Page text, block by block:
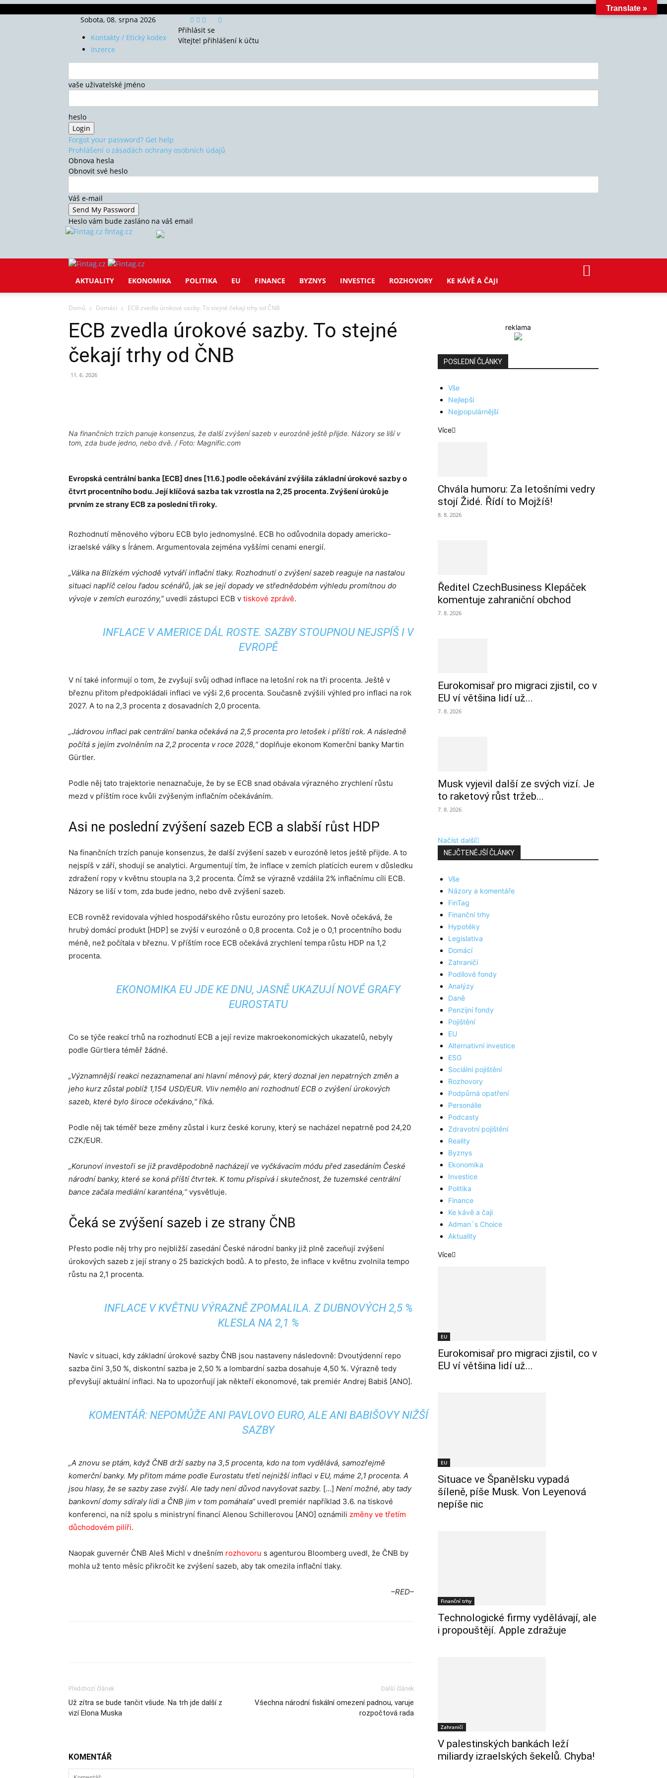
Sobota, 08. srpna 2026
Kontakty / Etický kodex
Inzerce
Přihlásit se
Vítejte! přihlášení k účtu
vaše uživatelské jméno
heslo
Forgot your password? Get help
Prohlášení o zásadách ochrany osobních údajů
Obnova hesla
Obnovit své heslo
Váš e-mail
Heslo vám bude zasláno na váš email
fintag.cz
AKTUALITY EKONOMIKA POLITIKA EU FINANCE BYZNYS INVESTICE ROZHOVORY KE KÁVĚ A ČAJI
Domů Domácí ECB zvedla úrokové sazby. To stejné čekají trhy od ČNB
ECB zvedla úrokové sazby. To stejné
čekají trhy od ČNB
11. 6. 2026
Na finančních trzích panuje konsenzus, že další zvýšení sazeb v eurozóně ještě přijde. Názory se liší v
tom, zda bude jedno, nebo dvě. / Foto: Magnific.com
Evropská centrální banka [ECB] dnes [11.6.] podle očekávání zvýšila základní úrokové sazby o
čtvrt procentního bodu. Její klíčová sazba tak vzrostla na 2,25 procenta. Zvýšení úroků je
prvním ze strany ECB za poslední tři roky.
Rozhodnutí měnového výboru ECB bylo jednomyslné. ECB ho odůvodnila dopady americko-
izraelské války s Íránem. Argumentovala zejména vyššími cenami energií.
„Válka na Blízkém východě vytváří inflační tlaky. Rozhodnutí o zvýšení sazeb reaguje na nastalou
situaci napříč celou řadou scénářů, jak se její dopady ve střednědobém výhledu promítnou do
vývoje v zemích eurozóny,” uvedli zástupci ECB v tiskové zprávě.
INFLACE V AMERICE DÁL ROSTE. SAZBY STOUPNOU NEJSPÍŠ I V
EVROPĚ
V ní také informují o tom, že zvyšují svůj odhad inflace na letošní rok na tři procenta. Ještě v
březnu přitom předpokládali inflaci ve výši 2,6 procenta. Současně zvýšili výhled pro inflaci na rok
2027. A to na 2,3 procenta z dosavadních 2,0 procenta.
„Jádrovou inflaci pak centrální banka očekává na 2,5 procenta pro letošek i příští rok. A následně
počítá s jejím zvolněním na 2,2 procenta v roce 2028,“doplňuje ekonom Komerční banky Martin
Gürtler.
Podle něj tato trajektorie nenaznačuje, že by se ECB snad obávala výrazného zrychlení růstu
mezd v příštím roce kvůli zvýšeným inflačním očekáváním.
Asi ne poslední zvýšení sazeb ECB a slabší růst HDP
Na finančních trzích panuje konsenzus, že další zvýšení sazeb v eurozóně letos ještě přijde. A to
nejspíš v září, shodují se analytici. Argumentují tím, že inflace v zemích platících eurem v důsledku
zdražení ropy v květnu stoupla na 3,2 procenta. Čímž se výrazně vzdálila 2% inflačnímu cíli ECB.
Názory se liší v tom, zda bude jedno, nebo dvě zvýšení sazeb.
ECB rovněž revidovala výhled hospodářského růstu eurozóny pro letošek. Nově očekává, že
hrubý domácí produkt [HDP] se zvýší v eurozóně o 0,8 procenta. Což je o 0,1 procentního bodu
méně, než počítala v březnu. V příštím roce ECB očekává zrychlení tempa růstu HDP na 1,2
procenta.
EKONOMIKA EU JDE KE DNU, JASNĚ UKAZUJÍ NOVÉ GRAFY
EUROSTATU
Co se týče reakcí trhů na rozhodnutí ECB a její revize makroekonomických ukazatelů, nebyly
podle Gürtlera téměř žádné.
„Významnější reakci nezaznamenal ani hlavní měnový pár, který doznal jen nepatrných změn a
jeho kurz zůstal poblíž 1,154 USD/EUR. Vliv nemělo ani rozhodnutí ECB o zvýšení úrokových
sazeb, které bylo široce očekáváno,“říká.
Podle něj tak téměř beze změny zůstal i kurz české koruny, který se nacházel nepatrně pod 24,20
CZK/EUR.
„Korunoví investoři se již pravděpodobně nacházejí ve vyčkávacím módu před zasedáním České
národní banky, které se koná příští čtvrtek. K tomu přispívá i skutečnost, že tuzemské centrální
bance začala mediální karanténa,“vysvětluje.
Čeká se zvýšení sazeb i ze strany ČNB
Přesto podle něj trhy pro nejbližší zasedání České národní banky již plně zaceňují zvýšení
úrokových sazeb z její strany o 25 bazických bodů. A to přesto, že inflace v květnu zvolnila tempo
růstu na 2,1 procenta.
INFLACE V KVĚTNU VÝRAZNĚ ZPOMALILA. Z DUBNOVÝCH 2,5 %
KLESLA NA 2,1 %
Navíc v situaci, kdy základní úrokové sazby ČNB jsou nastaveny následovně: Dvoutýdenní repo
sazba činí 3,50 %, diskontní sazba je 2,50 % a lombardní sazba dosahuje 4,50 %. Výrazně tedy
převyšují aktuální inflaci. Na to upozorňují jak někteří ekonomové, tak premiér Andrej Babiš [ANO].
KOMENTÁŘ: NEPOMŮŽE ANI PAVLOVO EURO, ALE ANI BABIŠOVY NIŽŠÍ
SAZBY
„A znovu se ptám, když ČNB drží sazby na 3,5 procenta, kdo na tom vydělává, samozřejmě
komerční banky. My přitom máme podle Eurostatu třetí nejnižší inflaci v EU, máme 2,1 procenta. A
jsou hlasy, že se sazby zase zvýší. Ale tady není důvod navyšovat sazby. […] Není možné, aby tady
bankovní domy sdíraly lidi a ČNB jim v tom pomáhala“uvedl premiér například 3.6. na tiskové
konferenci, na níž spolu s ministryní financí Alenou Schillerovou [ANO] oznámili změny ve třetím
důchodovém pilíři.
Naopak guvernér ČNB Aleš Michl v dnešním rozhovoru s agenturou Bloomberg uvedl, že ČNB by
mohla už tento měsíc přikročit ke zvýšení sazeb, aby tak omezila inflační tlaky.
–RED–
Předchozí článek
Už zítra se bude tančit všude. Na trh jde další z
vizí Elona Muska
Další článek
Všechna národní fiskální omezení padnou, varuje
rozpočtová rada
KOMENTÁŘ
reklama
POSLEDNÍ ČLÁNKY
Vše
Nejlepší
Nejpopulárnější
Více
Chvála humoru: Za letošními vedry
stojí Židé. Řídí to Mojžíš!
8. 8. 2026
Ředitel CzechBusiness Klepáček
komentuje zahraniční obchod
7. 8. 2026
Eurokomisař pro migraci zjistil, co v
EU ví většina lidí už...
7. 8. 2026
Musk vyjevil další ze svých vizí. Je
to raketový růst tržeb...
7. 8. 2026
Načíst další
NEJČTENĚJŠÍ ČLÁNKY
Vše
Názory a komentáře
FinTag
Finanční trhy
Hypotéky
Legislativa
Domácí
Zahraničí
Podílové fondy
Analýzy
Daně
Penzijní fondy
Pojištění
EU
Alternativní investice
ESG
Sociální pojištění
Rozhovory
Podpůrná opatření
Personálie
Podcasty
Zdravotní pojištění
Reality
Byznys
Ekonomika
Investice
Politika
Finance
Ke kávě a čaji
Adman´s Choice
Aktuality
Více
EU
Eurokomisař pro migraci zjistil, co v
EU ví většina lidí už...
EU
Situace ve Španělsku vypadá
šíleně, píše Musk. Von Leyenová
nepíše nic
Finanční trhy
Technologické firmy vydělávají, ale
i propouštějí. Apple zdražuje
Zahraničí
V palestinských bankách leží
miliardy izraelských šekelů. Chyba!
Translate »